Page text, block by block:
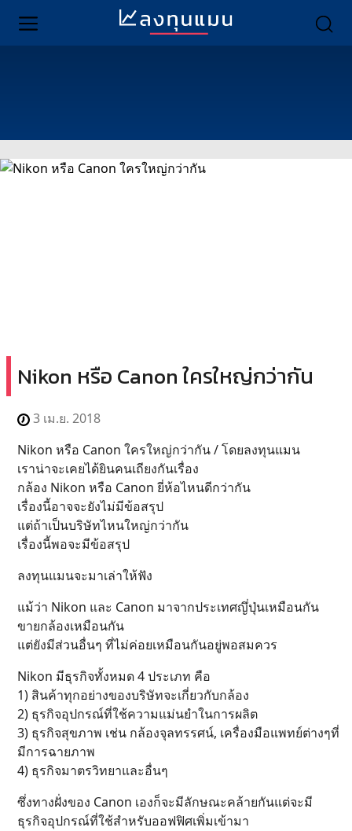
Nikon หรือ Canon ใครใหญ่กว่ากัน
3 เม.ย. 2018
Nikon หรือ Canon ใครใหญ่กว่ากัน / โดยลงทุนแมน
เราน่าจะเคยได้ยินคนเถียงกันเรื่อง
กล้อง Nikon หรือ Canon ยี่ห้อไหนดีกว่ากัน
เรื่องนี้อาจจะยังไม่มีข้อสรุป
แต่ถ้าเป็นบริษัทไหนใหญ่กว่ากัน
เรื่องนี้พอจะมีข้อสรุป
ลงทุนแมนจะมาเล่าให้ฟัง
แม้ว่า Nikon และ Canon มาจากประเทศญึ่ปุ่นเหมือนกัน
ขายกล้องเหมือนกัน
แต่ยังมีส่วนอื่นๆ ที่ไม่ค่อยเหมือนกันอยู่พอสมควร
Nikon มีธุรกิจทั้งหมด 4 ประเภท คือ
1) สินค้าทุกอย่างของบริษัทจะเกี่ยวกับกล้อง
2) ธุรกิจอุปกรณ์ที่ใช้ความแม่นยำในการผลิต
3) ธุรกิจสุขภาพ เช่น กล้องจุลทรรศน์, เครื่องมือแพทย์ต่างๆที่
มีการฉายภาพ
4) ธุรกิจมาตรวิทยาและอื่นๆ
ซึ่งทางฝั่งของ Canon เองก็จะมีลักษณะคล้ายกันแต่จะมี
ธุรกิจอุปกรณ์ที่ใช้สำหรับออฟฟิศเพิ่มเข้ามา